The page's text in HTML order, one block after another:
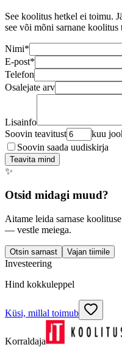
See koolitus hetkel ei toimu.
see või mõni sarnane koolitus
Nimi*
E-post*
Telefon
Osalejate arv
Lisainfo
Soovin teavitust
kuu
Soovin saada uudiskirja
Teavita mind
✨
Otsid midagi muud?
Aitame leida sarnase
— vestle meiega.
Otsin sarnast Vajan tiimile
Investeering
Hind kokkuleppel
Küsi, millal toimub
Korraldaja